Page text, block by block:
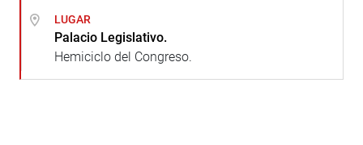
LUGAR
Palacio Legislativo.
Hemiciclo del Congreso.